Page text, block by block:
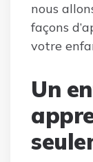
nous
façons
votre
Un